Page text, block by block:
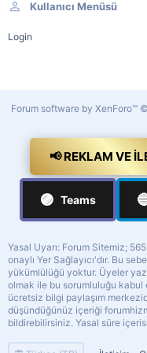
Kullanıcı Menüsü
Login
Forum software by XenForo™
📢 REKLAM VE
🟣 Teams
Yasal Uyarı: Forum Sitemiz;
onaylı Yer Sağlayıcı'dır. Bu
yükümlülüğü yoktur. Üyeler
olmak ile bu sorumluluğu kabul
ücretsiz bilgi paylaşım
düşündüğünüz içeriği
bildirebilirsiniz. Yasal süre